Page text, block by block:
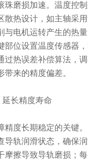
珠磨损加速。温度控
散热设计，如主轴采
与电机运转产生的热
部位设置温度传感器
过热误差补偿算法，
来的精度偏差。
长精度寿命
度长期稳定的关键。
导轨润滑状态，确保
摩擦导致导轨磨损；